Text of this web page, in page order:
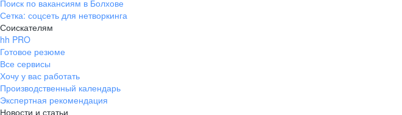
Поиск по вакансиям в Болхове
Сетка: соцсеть для нетворкинга
Соискателям
hh PRO
Готовое резюме
Все сервисы
Хочу у вас работать
Производственный календарь
Экспертная рекомендация
Новости и статьи